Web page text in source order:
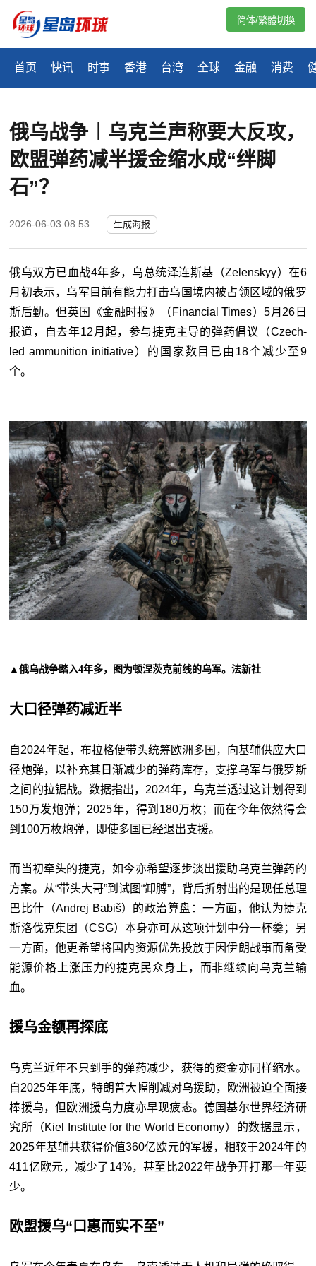
首页 快讯 时事 香港 台湾 全球 金融 消费
简体/繁體切換
俄乌战争︱乌克兰声称要大反攻，
欧盟弹药减半援金缩水成“绊脚
石”？
2026-06-03 08:53 生成海报
俄乌双方已血战4年多，乌总统泽连斯基（Zelenskyy）在6
月初表示，乌军目前有能力打击乌国境内被占领区域的俄罗
斯后勤。但英国《金融时报》（Financial Times）5月26日
报道，自去年12月起，参与捷克主导的弹药倡议（Czech-
led ammunition initiative）的国家数目已由18个减少至9
个。
▲俄乌战争踏入4年多，图为顿涅茨克前线的乌军。法新社
大口径弹药减近半
自2024年起，布拉格便带头统筹欧洲多国，向基辅供应大口
径炮弹，以补充其日渐减少的弹药库存，支撑乌军与俄罗斯
之间的拉锯战。数据指出，2024年，乌克兰透过这计划得到
150万发炮弹；2025年，得到180万枚；而在今年依然得会
到100万枚炮弹，即使多国已经退出支援。
而当初牵头的捷克，如今亦希望逐步淡出援助乌克兰弹药的
方案。从“带头大哥”到试图“卸膊”，背后折射出的是现任总理
巴比什（Andrej Babiš）的政治算盘：一方面，他认为捷克
斯洛伐克集团（CSG）本身亦可从这项计划中分一杯羹；另
一方面，他更希望将国内资源优先投放于因伊朗战事而备受
能源价格上涨压力的捷克民众身上，而非继续向乌克兰输
血。
援乌金额再探底
乌克兰近年不只到手的弹药减少，获得的资金亦同样缩水。
自2025年年底，特朗普大幅削减对乌援助，欧洲被迫全面接
棒援乌，但欧洲援乌力度亦早现疲态。德国基尔世界经济研
究所（Kiel Institute for the World Economy）的数据显示，
2025年基辅共获得价值360亿欧元的军援，相较于2024年的
411亿欧元，减少了14%，甚至比2022年战争开打那一年要
少。
欧盟援乌“口惠而实不至”